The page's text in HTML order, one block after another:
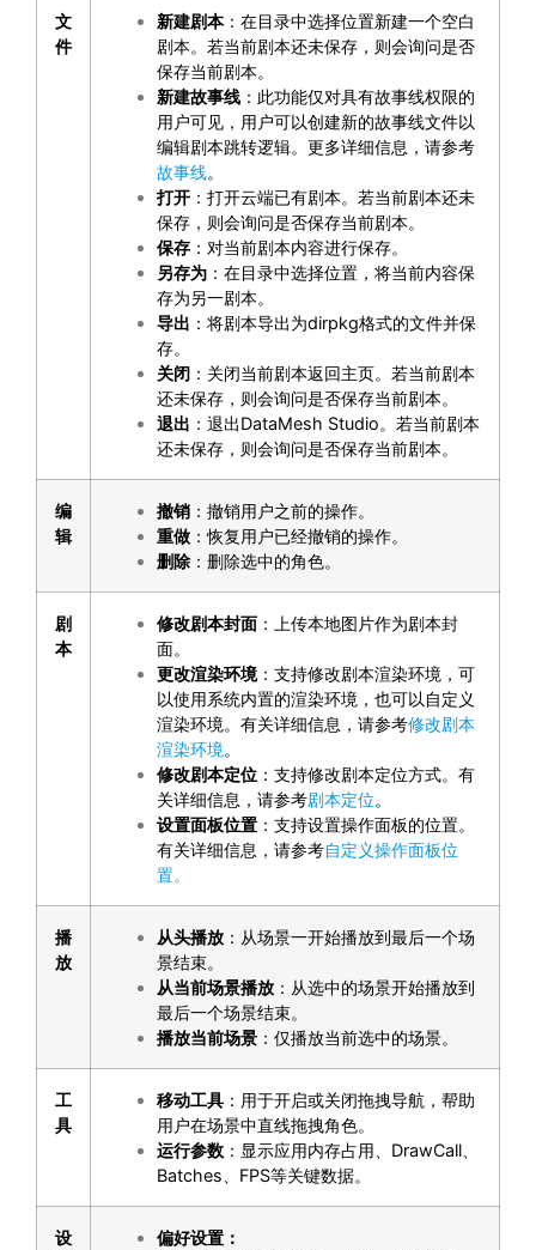
文
件
新建剧本：在目录中选择位置新建一个空白
剧本。若当前剧本还未保存，则会询问是否
保存当前剧本。
新建故事线 ：此功能仅对具有故事线权限的
用户可见，用户可以创建新的故事线文件以
编辑剧本跳转逻辑。更多详细信息，请参考
故事线。
打开 ：打开云端已有剧本。若当前剧本还未
保存，则会询问是否保存当前剧本。
保存 ：对当前剧本内容进行保存。
另存为 ：在目录中选择位置，将当前内容保
存为另一剧本。
导出 ：将剧本导出为dirpkg格式的文件并保
存。
关闭 ：关闭当前剧本返回主页。若当前剧本
还未保存，则会询问是否保存当前剧本。
退出 ：退出DataMesh Studio。若当前剧本
还未保存，则会询问是否保存当前剧本。
编
辑
撤销 ：撤销用户之前的操作。
重做 ：恢复用户已经撤销的操作。
删除：删除选中的角色。
剧
本
修改剧本封面 ：上传本地图片作为剧本封
面。
更改渲染环境：支持修改剧本渲染环境，可
以使用系统内置的渲染环境，也可以自定义
渲染环境。有关详细信息，请参考修改剧本
渲染环境。
修改剧本定位 ：支持修改剧本定位方式。有
关详细信息，请参考剧本定位。
设置面板位置 ：支持设置操作面板的位置。
有关详细信息，请参考自定义操作面板位
置。
播
放
从头播放 ：从场景一开始播放到最后一个场
景结束。
从当前场景播放 ：从选中的场景开始播放到
最后一个场景结束。
播放当前场景 ：仅播放当前选中的场景。
工
具
移动工具 ：用于开启或关闭拖拽导航，帮助
用户在场景中直线拖拽角色。
运行参数 ：显示应用内存占用、DrawCall、
Batches、FPS等关键数据。
设
偏好设置：